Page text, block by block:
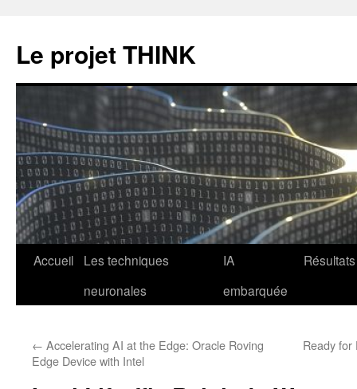
Le projet THINK
Aller
Accueil
Les techniques
neuronales
IA
embarquée
Résultats
← Accelerating AI at the Edge: Oracle Roving
Edge Device with Intel
Ready for